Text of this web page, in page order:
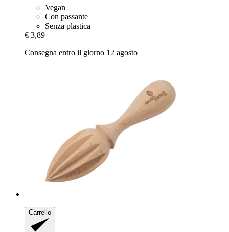
Vegan
Con passante
Senza plastica
€ 3,89
Consegna entro il giorno 12 agosto
Carrello